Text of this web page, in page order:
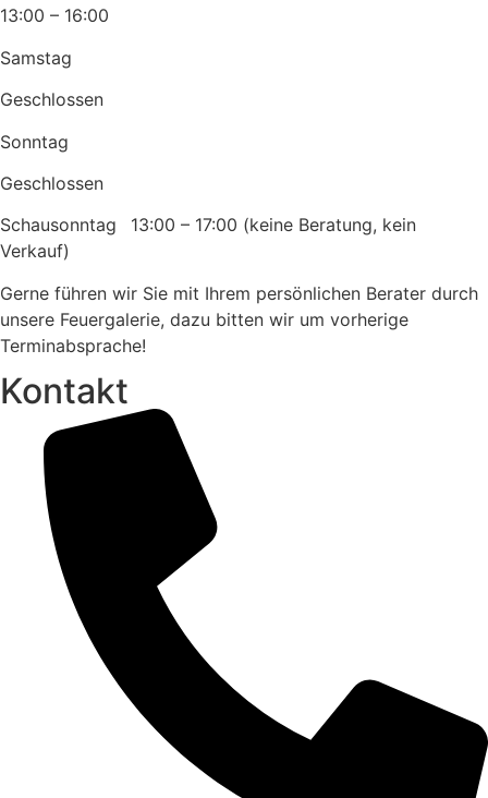
13:00 – 16:00
Samstag
Geschlossen
Sonntag
Geschlossen
Schausonntag 13:00 – 17:00 (keine Beratung, kein
Verkauf)
Gerne führen wir Sie mit Ihrem persönlichen Berater durch
unsere Feuergalerie, dazu bitten wir um vorherige
Terminabsprache!
Kontakt